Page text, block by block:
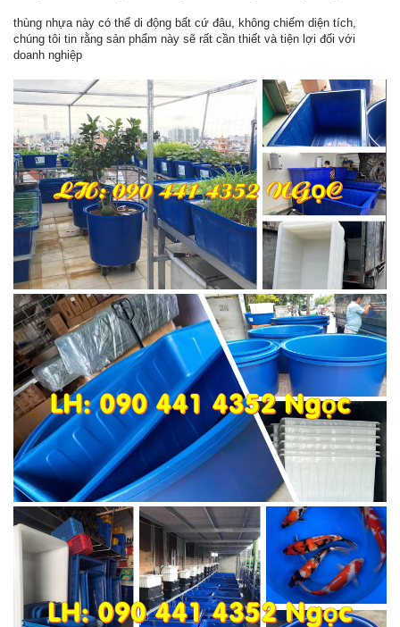
thùng nhựa này có thể di động bất cứ đâu, không chiếm diện tích,
chúng tôi tin rằng sản phẩm này sẽ rất cần thiết và tiện lợi đối với
doanh nghiệp